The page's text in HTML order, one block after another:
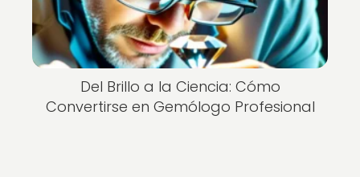
Del Brillo a la Ciencia: Cómo
Convertirse en Gemólogo Profesional